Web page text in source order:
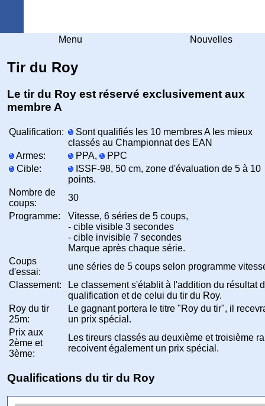
Menu Nouvelles
Tir du Roy
Le tir du Roy est réservé exclusivement aux
membre A
Qualification:
Sont qualifiés les 10 membres A les mieux
classés au Championnat des EAN
Armes:
PPA,
PPC
Cible:
ISSF-98, 50 cm, zone d'évaluation de 5 à 10
points.
Nombre de
coups:
30
Programme:
Vitesse, 6 séries de 5 coups,
- cible visible 3 secondes
- cible invisible 7 secondes
Marque après chaque série.
Coups
d'essai:
une séries de 5 coups selon programme
Classement:
Le classement s'établit à l'addition du résultat
qualification et de celui du tir du Roy.
Roy du tir
25m:
Le gagnant portera le titre "Roy du tir", il
un prix spécial.
Prix aux
2ème et
3ème:
Les tireurs classés au deuxième et troisième
recoivent également un prix spécial.
Qualifications du tir du Roy